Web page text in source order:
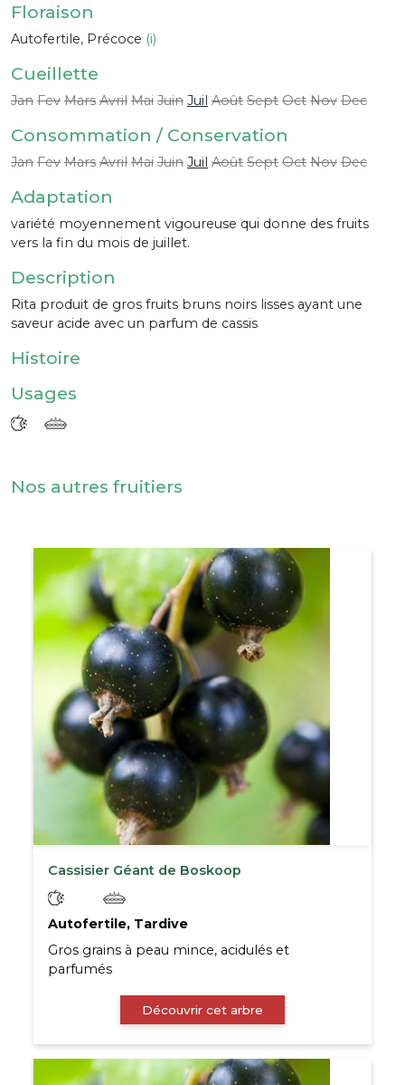
Floraison
Autofertile, Précoce (i)
Cueillette
Jan Fev Mars Avril Mai Juin Juil Août Sept Oct Nov Dec
Consommation / Conservation
Jan Fev Mars Avril Mai Juin Juil Août Sept Oct Nov Dec
Adaptation
variété moyennement vigoureuse qui donne des fruits
vers la fin du mois de juillet.
Description
Rita produit de gros fruits bruns noirs lisses ayant une
saveur acide avec un parfum de cassis
Histoire
Usages
Nos autres fruitiers
Cassisier Géant de Boskoop
Autofertile, Tardive
Gros grains à peau mince, acidulés et
parfumés
Découvrir cet arbre